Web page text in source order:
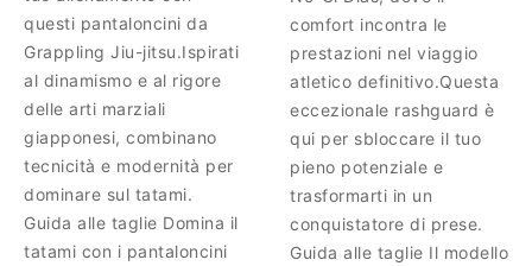
questi pantaloncini da
Grappling Jiu-jitsu.Ispirati
al dinamismo e al rigore
delle arti marziali
giapponesi, combinano
tecnicità e modernità per
dominare sul tatami.
Guida alle taglie Domina il
tatami con i pantaloncini
comfort incontra le
prestazioni nel viaggio
atletico definitivo.Questa
eccezionale rashguard è
qui per sbloccare il tuo
pieno potenziale e
trasformarti in un
conquistatore di prese.
Guida alle taglie Il modello